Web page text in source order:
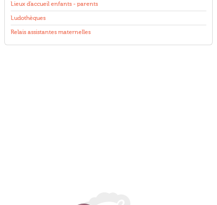
Lieux d'accueil enfants - parents
Ludothèques
Relais assistantes maternelles